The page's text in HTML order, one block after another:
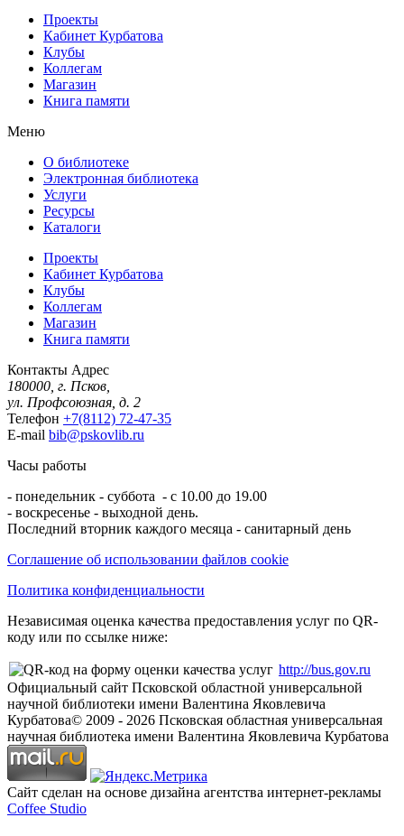
Проекты
Кабинет Курбатова
Клубы
Коллегам
Магазин
Книга памяти
Меню
О библиотеке
Электронная библиотека
Услуги
Ресурсы
Каталоги
Проекты
Кабинет Курбатова
Клубы
Коллегам
Магазин
Книга памяти
Контакты Адрес
180000, г. Псков,
ул. Профсоюзная, д. 2
Телефон +7(8112) 72-47-35
E-mail bib@pskovlib.ru
Часы работы
- понедельник - суббота - с 10.00 до 19.00
- воскресенье - выходной день.
Последний вторник каждого месяца - санитарный день
Соглашение об использовании файлов cookie
Политика конфиденциальности
Независимая оценка качества предоставления услуг по QR-
коду или по ссылке ниже:
http://bus.gov.ru
Официальный сайт Псковской областной универсальной
научной библиотеки имени Валентина Яковлевича
Курбатова© 2009 - 2026 Псковская областная универсальная
научная библиотека имени Валентина Яковлевича Курбатова
Сайт сделан на основе дизайна агентства интернет-рекламы
Coffee Studio